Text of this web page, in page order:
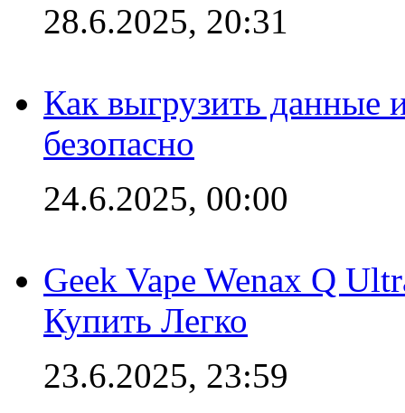
28.6.2025, 20:31
Как выгрузить данные
безопасно
24.6.2025, 00:00
Geek Vape Wenax Q
Купить Легко
23.6.2025, 23:59